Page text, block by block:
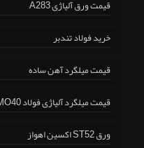
قیمت ورق آلیاژی A283
خرید فولاد تندبر
قیمت میلگرد آهن ساده
قیمت میلگرد آلیاژی فولاد MO40
ورق ST52 اکسین اهواز